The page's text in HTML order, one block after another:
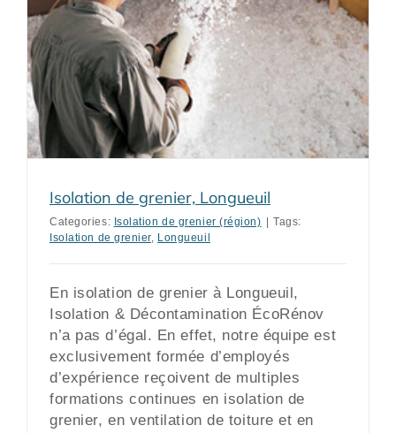
Isolation de grenier, Longueuil
Categories: Isolation de grenier (région)
Tags:
Isolation de grenier, Longueuil
En isolation de grenier à Longueuil,
Isolation & Décontamination ÉcoRénov
n’a pas d’égal. En effet, notre équipe est
exclusivement formée d’employés
d’expérience reçoivent de multiples
formations continues en isolation de
grenier, en ventilation de toiture et en